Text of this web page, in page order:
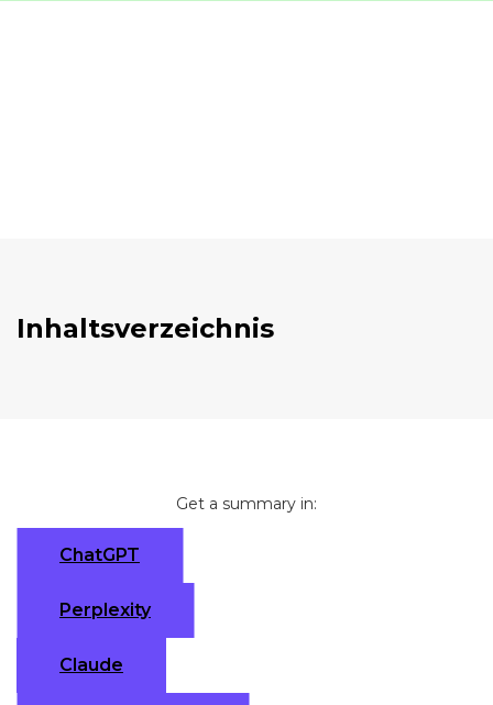
Inhaltsverzeichnis
Get a summary in:
ChatGPT
Perplexity
Claude